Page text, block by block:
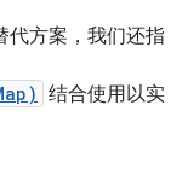
代方案，我们还指
结合使用以实